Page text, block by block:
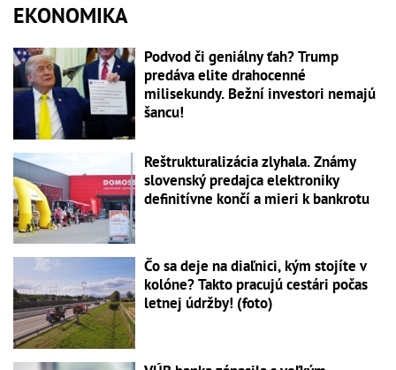
EKONOMIKA
Podvod či geniálny ťah? Trump
predáva elite drahocenné
milisekundy. Bežní investori nemajú
šancu!
Reštrukturalizácia zlyhala. Známy
slovenský predajca elektroniky
definitívne končí a mieri k bankrotu
Čo sa deje na diaľnici, kým stojíte v
kolóne? Takto pracujú cestári počas
letnej údržby! (foto)